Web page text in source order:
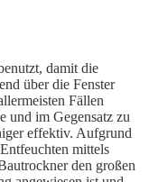
damit die
über die Fenster
Fällen
und im Gegensatz zu
effektiv. Aufgrund
mittels
den großen